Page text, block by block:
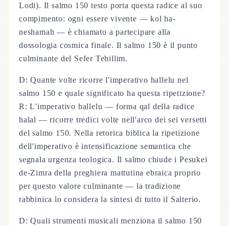
Lodi). Il salmo 150 testo porta questa radice al suo
compimento: ogni essere vivente — kol ha-
neshamah — è chiamato a partecipare alla
dossologia cosmica finale. Il salmo 150 è il punto
culminante del Sefer Tehillim.
D: Quante volte ricorre l'imperativo hallelu nel
salmo 150 e quale significato ha questa ripetizione?
R: L'imperativo hallelu — forma qal della radice
halal — ricorre tredici volte nell'arco dei sei versetti
del salmo 150. Nella retorica biblica la ripetizione
dell'imperativo è intensificazione semantica che
segnala urgenza teologica. Il salmo chiude i Pesukei
de-Zimra della preghiera mattutina ebraica proprio
per questo valore culminante — la tradizione
rabbinica lo considera la sintesi di tutto il Salterio.
D: Quali strumenti musicali menziona il salmo 150